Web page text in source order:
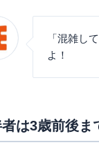
「混雑し
よ！
者は3歳前後ま